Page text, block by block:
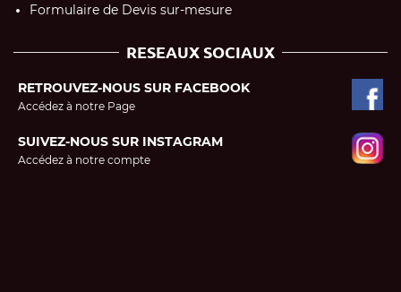
Formulaire de Devis sur-mesure
RESEAUX SOCIAUX
RETROUVEZ-NOUS SUR FACEBOOK
Accédez à notre Page
SUIVEZ-NOUS SUR INSTAGRAM
Accédez à notre compte